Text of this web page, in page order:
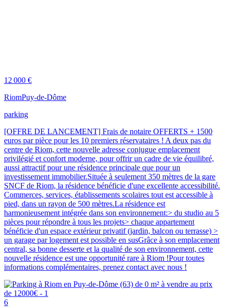
12 000 €
RiomPuy-de-Dôme
parking
[OFFRE DE LANCEMENT] Frais de notaire OFFERTS + 1500
euros par pièce pour les 10 premiers réservataires ! A deux pas du
centre de Riom, cette nouvelle adresse conjugue emplacement
privilégié et confort moderne, pour offrir un cadre de vie équilibré,
aussi attractif pour une résidence principale que pour un
investissement immobilier.Située à seulement 350 mètres de la gare
SNCF de Riom, la résidence bénéficie d'une excellente accessibilité.
Commerces, services, établissements scolaires tout est accessible à
pied, dans un rayon de 500 mètres.La résidence est
harmonieusement intégrée dans son environnement:> du studio au 5
pièces pour répondre à tous les projets> chaque appartement
bénéficie d'un espace extérieur privatif (jardin, balcon ou terrasse) >
un garage par logement est possible en susGrâce à son emplacement
central, sa bonne desserte et la qualité de son environnement, cette
nouvelle résidence est une opportunité rare à Riom !Pour toutes
informations complémentaires, prenez contact avec nous !
6